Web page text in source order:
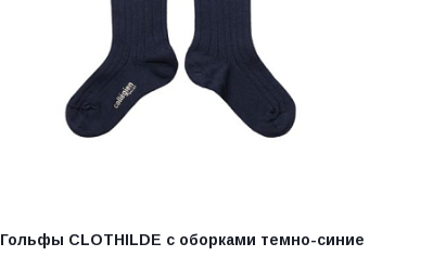
Гольфы CLOTHILDE с оборками темно-синие